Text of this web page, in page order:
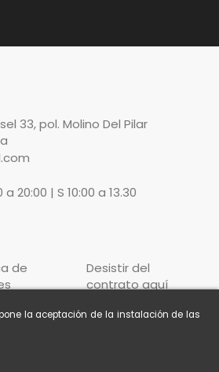
la aceptación de la instalación de las
33, pol. Molino Del Pilar
a 20:00 | S 10:00 a 13.30
de
Desistir del
contrato aquí